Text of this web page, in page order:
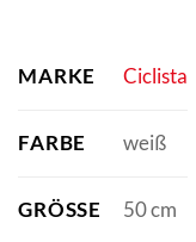
MARKE Ciclista
FARBE weiß
GRÖSSE 50 cm